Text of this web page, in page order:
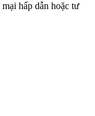
hấp dẫn hoặc tư